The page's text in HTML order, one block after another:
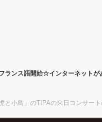
ランス語開始☆インターネット
虎と小鳥」のTIPAの来日コンサー